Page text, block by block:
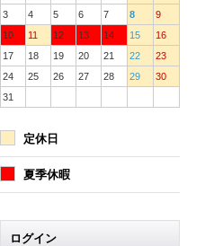
3
4 5 6 7 8
9
10
11 12 13 14 15
16
17
18 19 20 21 22
23
24
25 26 27 28 29
30
31
定休日
夏季休暇
ログイン